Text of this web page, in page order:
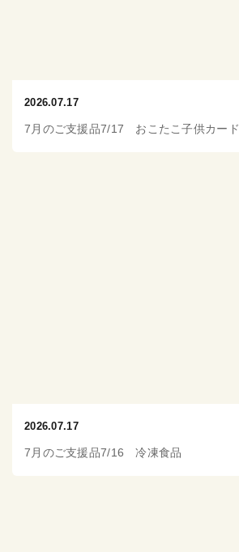
2026.07.17
7月のご支援品7/17 おこたこ子供カード
2026.07.17
7月のご支援品7/16 冷凍食品